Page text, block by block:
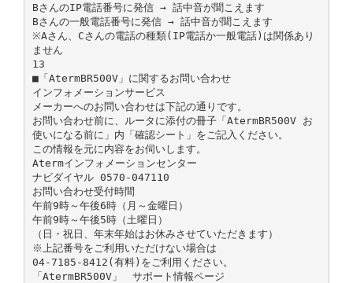
BさんのIP電話番号に発信 → 話中音が聞こえます
Bさんの一般電話番号に発信 → 話中音が聞こえます
※Aさん、Cさんの電話の種類(IP電話か一般電話)は関係あり
ません
13
■「AtermBR500V」に関するお問い合わせ
インフォメーションサービス
メーカーへのお問い合わせは下記の通りです。
お問い合わせ前に、ルータに添付の冊子「AtermBR500V お
使いになる前に」内「確認シート」をご記入ください。
この情報を元に内容をお伺いします。
Atermインフォメーションセンター
ナビダイヤル 0570-047110
お問い合わせ受付時間
午前9時～午後6時（月～金曜日）
午前9時～午後5時（土曜日）
（日・祝日、年末年始はお休みさせていただきます）
※上記番号をご利用いただけない場合は
04-7185-8412(有料)をご利用ください。
「AtermBR500V」 サポート情報ページ